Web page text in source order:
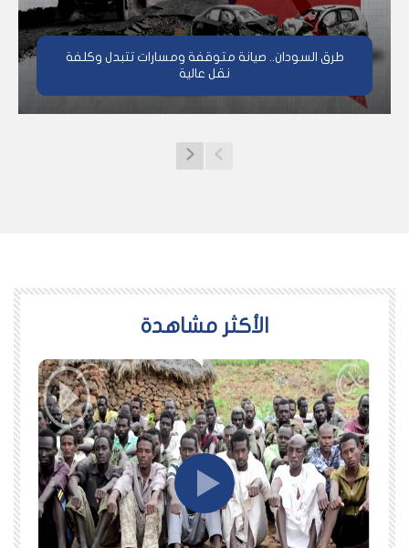
طرق السودان.. صيانة متوقفة ومسارات تتبدل وكلفة
نقل عالية
اﻷكثر مشاهدة